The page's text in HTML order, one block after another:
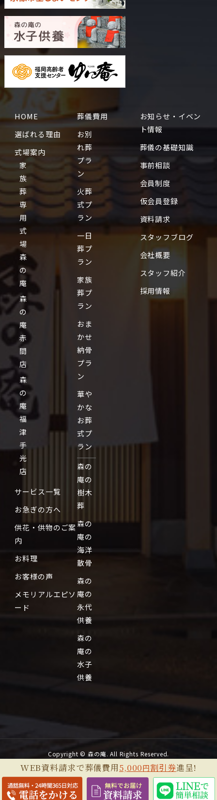
HOME
選ばれる理由
式場案内
家
族
葬
専
用
式
場
森
の
庵
森
の
庵
赤
間
店
森
の
庵
福
津
手
光
店
サービス一覧
お急ぎの方へ
供花・供物のご案
内
お料理
お客様の声
メモリアルエピソ
ード
葬儀費用
お別
れ葬
プラ
ン
火葬
式プ
ラン
一日
葬プ
ラン
家族
葬プ
ラン
おま
かせ
納骨
プラ
ン
華や
かな
お葬
式プ
ラン
森の
庵の
樹木
葬
森の
庵の
海洋
散骨
森の
庵の
永代
供養
森の
庵の
水子
供養
お知らせ・イベン
ト情報
葬儀の基礎知識
事前相談
会員制度
仮会員登録
資料請求
スタッフブログ
会社概要
スタッフ紹介
採用情報
Copyright © 森の庵. All Rights Reserved.
WEB資料請求で葬儀費用5,000円割引券進呈!